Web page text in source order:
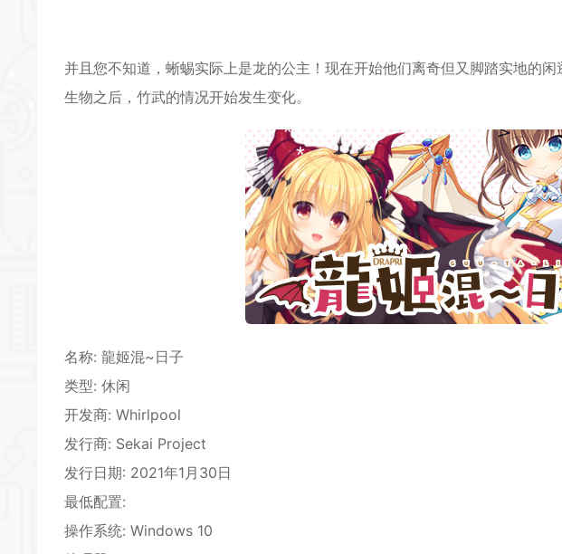
并且您不知道，蜥蜴实际上是龙的公主！现在开始他们离奇但又脚踏实地的
生物之后，竹武的情况开始发生变化。
名称: 龍姬混~日子
类型: 休闲
开发商: Whirlpool
发行商: Sekai Project
发行日期: 2021年1月30日
最低配置:
操作系统: Windows 10
*